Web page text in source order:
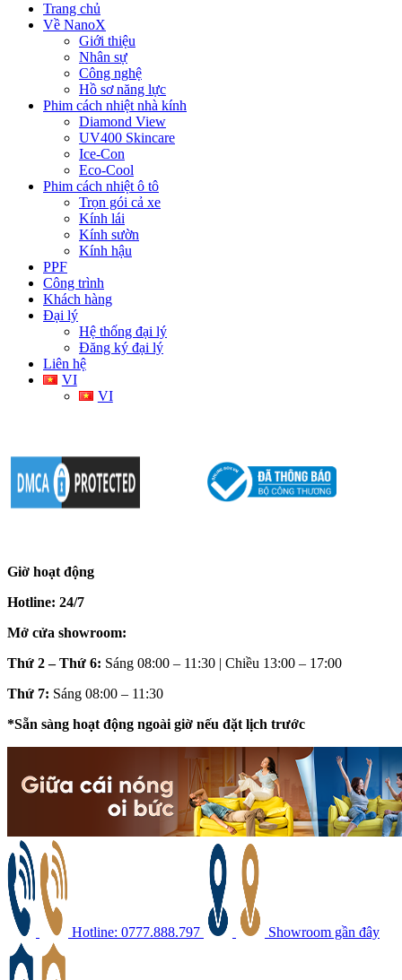
Trang chủ
Về NanoX
Giới thiệu
Nhân sự
Công nghệ
Hồ sơ năng lực
Phim cách nhiệt nhà kính
Diamond View
UV400 Skincare
Ice-Con
Eco-Cool
Phim cách nhiệt ô tô
Trọn gói cả xe
Kính lái
Kính sườn
Kính hậu
PPF
Công trình
Khách hàng
Đại lý
Hệ thống đại lý
Đăng ký đại lý
Liên hệ
VI
VI
Giờ hoạt động
Hotline: 24/7
Mở cửa showroom:
Thứ 2 – Thứ 6: Sáng 08:00 – 11:30 | Chiều 13:00 – 17:00
Thứ 7: Sáng 08:00 – 11:30
*Sẵn sàng hoạt động ngoài giờ nếu đặt lịch trước
Hotline: 0777.888.797 Showroom gần đây